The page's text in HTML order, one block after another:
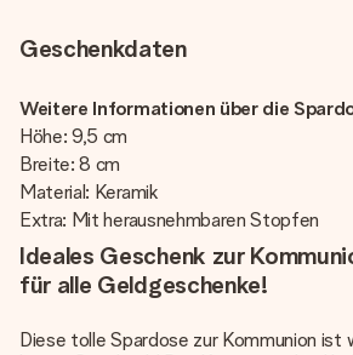
Geschenkdaten
Weitere Informationen über die
Höhe: 9,5 cm
Breite: 8 cm
Material: Keramik
Extra: Mit herausnehmbaren Stopfen
Ideales Geschenk zur
für alle Geldgeschenke!
Diese tolle Spardose zur Kommunion ist